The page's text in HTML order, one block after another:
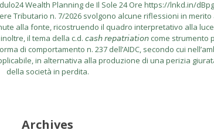
Wealth Planning de Il Sole 24 Ore https://lnkd.in/
Tributario n. 7/2026 svolgono alcune riflessioni in
alla fonte, ricostruendo il quadro interpretativo alla
il tema della c.d. 𝘤𝘢𝘴𝘩 𝘳𝘦𝘱𝘢𝘵𝘳𝘪𝘢𝘵𝘪𝘰𝘯 come
di comportamento n. 237 dell’AIDC, secondo cui
in alternativa alla produzione di una perizia
della società in perdita.
Archives